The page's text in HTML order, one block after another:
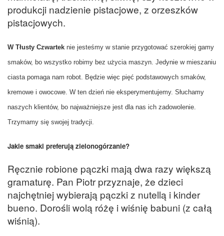
produkcji nadzienie pistacjowe, z orzeszków
pistacjowych.
W Tłusty Czwartek nie jesteśmy w stanie przygotować szerokiej gamy
smaków, bo wszystko robimy bez użycia maszyn. Jedynie w mieszaniu
ciasta pomaga nam robot. Będzie więc pięć podstawowych smaków,
kremowe i owocowe. W ten dzień nie eksperymentujemy. Słuchamy
naszych klientów, bo najważniejsze jest dla nas ich zadowolenie.
Trzymamy się swojej tradycji.
Jakie smaki preferują zielonogórzanie?
Ręcznie robione pączki mają dwa razy większą
gramaturę. Pan Piotr przyznaje, że dzieci
najchętniej wybierają pączki z nutellą i kinder
bueno. Dorośli wolą różę i wiśnię babuni (z całą
wiśnią).